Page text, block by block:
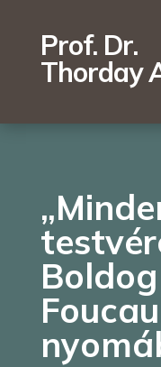
Prof. Dr.
Thorday